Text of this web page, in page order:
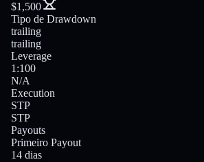
$1,500
Tipo de Drawdown
trailing
trailing
Leverage
1:100
N/A
Execution
STP
STP
Payouts
Primeiro Payout
14 dias